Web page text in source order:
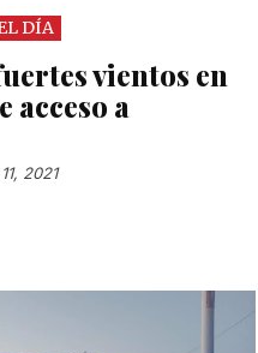
DÍA
vientos en
a
2021